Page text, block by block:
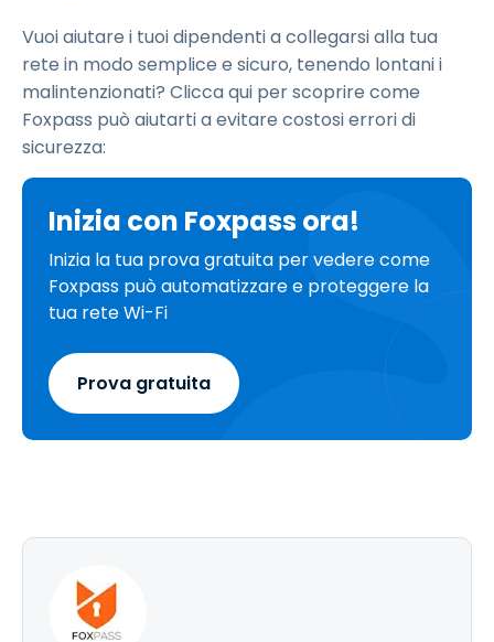
Vuoi aiutare i tuoi dipendenti a collegarsi alla tua
rete in modo semplice e sicuro, tenendo lontani i
malintenzionati? Clicca qui per scoprire come
Foxpass può aiutarti a evitare costosi errori di
sicurezza:
Inizia con Foxpass ora!
Inizia la tua prova gratuita per vedere come
Foxpass può automatizzare e proteggere la
tua rete Wi-Fi
Prova gratuita